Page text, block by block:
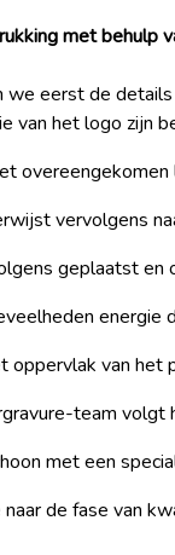
met behulp
we eerst de
van het logo zijn
vervolgens
geplaatst en
energie
van het
team volgt
met een
de fase van